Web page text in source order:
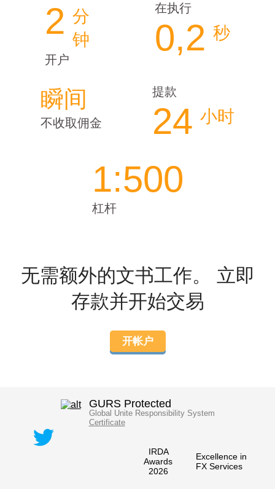
2 分
钟
开户
在执行
0,2 秒
瞬间
不收取佣金
提款
24 小时
1:500
杠杆
无需额外的文书工作。 立即
存款并开始交易
开帐户
GURS Protected
Global Unite Responsibility System
Certificate
IRDA
Awards
2026
Excellence in
FX Services